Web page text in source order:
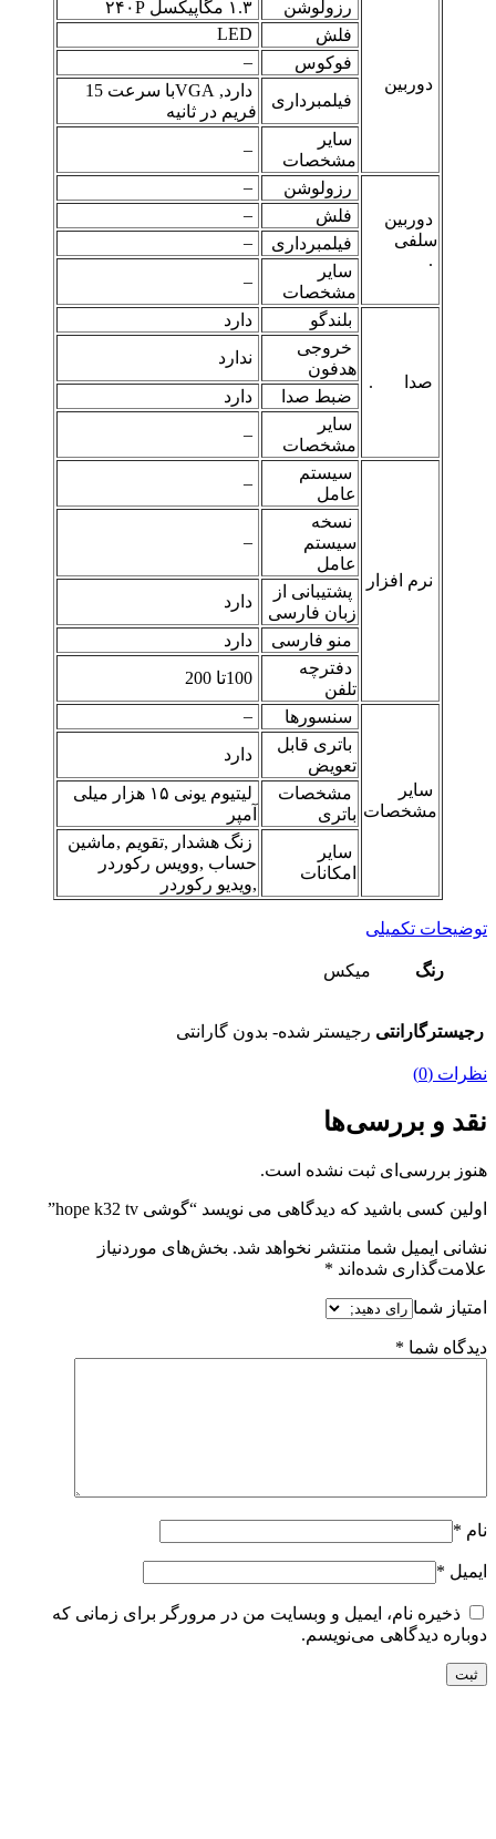
دوربین
رزولوشن
فلش
فوکوس
–
فیلمبرداری
دارد, VGAبا سرعت 15
فریم در ثانیه
سایر
مشخصات
–
دوربین
سلفی
.
رزولوشن
–
فلش
–
فیلمبرداری
–
سایر
مشخصات
–
صدا .
بلندگو
دارد
خروجی
هدفون
ندارد
ضبط صدا
دارد
سایر
مشخصات
–
نرم افزار
سیستم
عامل
–
نسخه
سیستم
عامل
–
پشتیبانی از
زبان فارسی
دارد
منو فارسی
دارد
دفترچه
تلفن
سایر
مشخصات
سنسورها
–
باتری قابل
تعویض
دارد
مشخصات
باتری
لیتیوم یونی ۱۵ هزار میلی
آمپر
سایر
امکانات
زنگ هشدار ,تقویم ,ماشین
حساب ,وویس رکوردر
,ویدیو رکوردر
توضیحات تکمیلی
رنگ میکس
رجیسترگارانتی رجیستر شده- بدون گارانتی
نظرات (0)
نقد و بررسی‌ها
هنوز بررسی‌ای ثبت نشده است.
اولین کسی باشید که دیدگاهی می نویسد “گوشی hope k32 tv”
نشانی ایمیل شما منتشر نخواهد شد. بخش‌های موردنیاز
علامت‌گذاری شده‌اند *
امتیاز شما
دیدگاه شما *
نام *
ایمیل *
ذخیره نام، ایمیل و وبسایت من در مرورگر برای زمانی که
دوباره دیدگاهی می‌نویسم.